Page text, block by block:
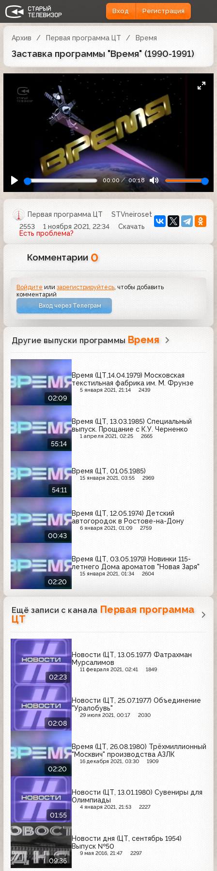
Вход Регистрация
Архив Первая программа ЦТ Время
Заставка программы "Время" (1990-1991)
00:00 00:18
Первая программа ЦТ
STVneiroset
2553
1 ноября 2021, 22:34
Скачать
Есть проблема?
Комментарии 0
Войдите илизарегистрируйтесь , чтобы добавить
комментарий
Вход через Телеграм
Другие выпуски программы Время
02:09
Время (ЦТ,14.04.1979) Московская
текстильная фабрика им. М. Фрунзе
5 января 2021, 21:14 2439
55:14
Время (ЦТ, 13.03.1985) Специальный
выпуск. Прощание с К.У. Черненко
1 апреля 2021, 02:25 2665
54:11
Время (ЦТ, 01.05.1985)
15 января 2021, 03:55 2969
00:43
Время (ЦТ, 12.05.1974) Детский
автогородок в Ростове-на-Дону
6 января 2021, 01:09 2759
02:20
Время (ЦТ, 03.05.1979) Новинки 115-
летнего Дома ароматов "Новая Заря"
15 января 2021, 01:34 2604
Ещё записи с канала Первая программа
ЦТ
02:23
Новости (ЦТ, 13.05.1977) Фатрахман
Мурсалимов
11 февраля 2021, 02:41 1849
02:08
Новости (ЦТ, 25.07.1977) Объединение
"Уралобувь"
29 июля 2021, 00:17 2030
02:20
Время (ЦТ, 26.08.1980) Трёхмиллионный
"Москвич" производства АЗЛК
16 декабря 2021, 03:30 1909
01:55
Новости (ЦТ, 13.01.1980) Сувениры для
Олимпиады
4 января 2021, 21:53 2227
09:36
Новости дня (ЦТ, сентябрь 1954)
Выпуск №50
9 мая 2016, 21:47 2297